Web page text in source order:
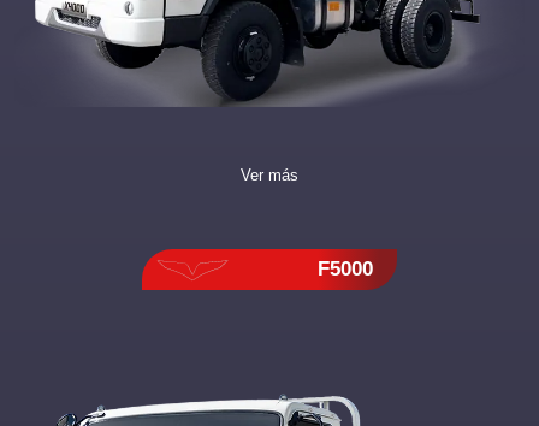
Ver más
F5000